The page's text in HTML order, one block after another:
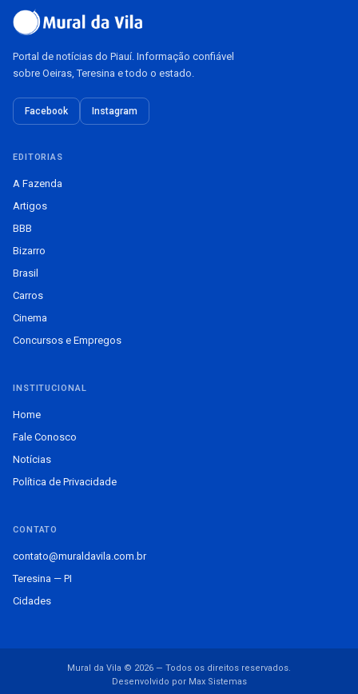
Portal de notícias do Piauí. Informação confiável
sobre Oeiras, Teresina e todo o estado.
Facebook Instagram
EDITORIAS
A Fazenda
Artigos
BBB
Bizarro
Brasil
Carros
Cinema
Concursos e Empregos
INSTITUCIONAL
Home
Fale Conosco
Notícias
Política de Privacidade
CONTATO
contato@muraldavila.com.br
Teresina — PI
Cidades
Mural da Vila © 2026 — Todos os direitos reservados.
Desenvolvido por Max Sistemas